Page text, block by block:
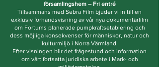
församlingshem – Fri entré
Tillsammans med Sebra Film bjuder vi in till en
exklusiv förhandsvisning av vår nya dokumentärfilm
om Fortums planerade pumpkraftsetablering och
dess möjliga konsekvenser för människor, natur och
kulturmiljö i Norra Värmland.
Efter visningen blir det frågestund och information
om vårt fortsatta juridiska arbete i Mark- och